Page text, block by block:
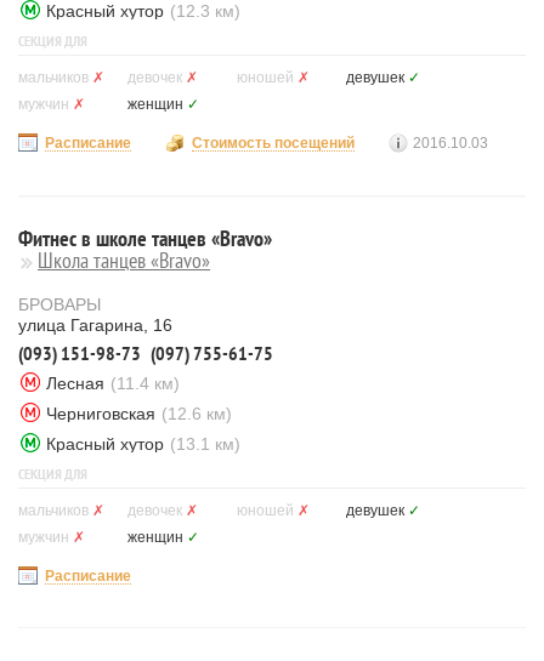
Красный хутор (12.3 км)
СЕКЦИЯ ДЛЯ
мальчиков ✗ девочек ✗ юношей ✗ девушек ✓
мужчин ✗ женщин ✓
Расписание Стоимость посещений 2016.10.03
Фитнес в школе танцев «Bravo»
Школа танцев «Bravo»
БРОВАРЫ
улица Гагарина, 16
(093) 151-98-73 (097) 755-61-75
Лесная (11.4 км)
Черниговская (12.6 км)
Красный хутор (13.1 км)
СЕКЦИЯ ДЛЯ
мальчиков ✗ девочек ✗ юношей ✗ девушек ✓
мужчин ✗ женщин ✓
Расписание